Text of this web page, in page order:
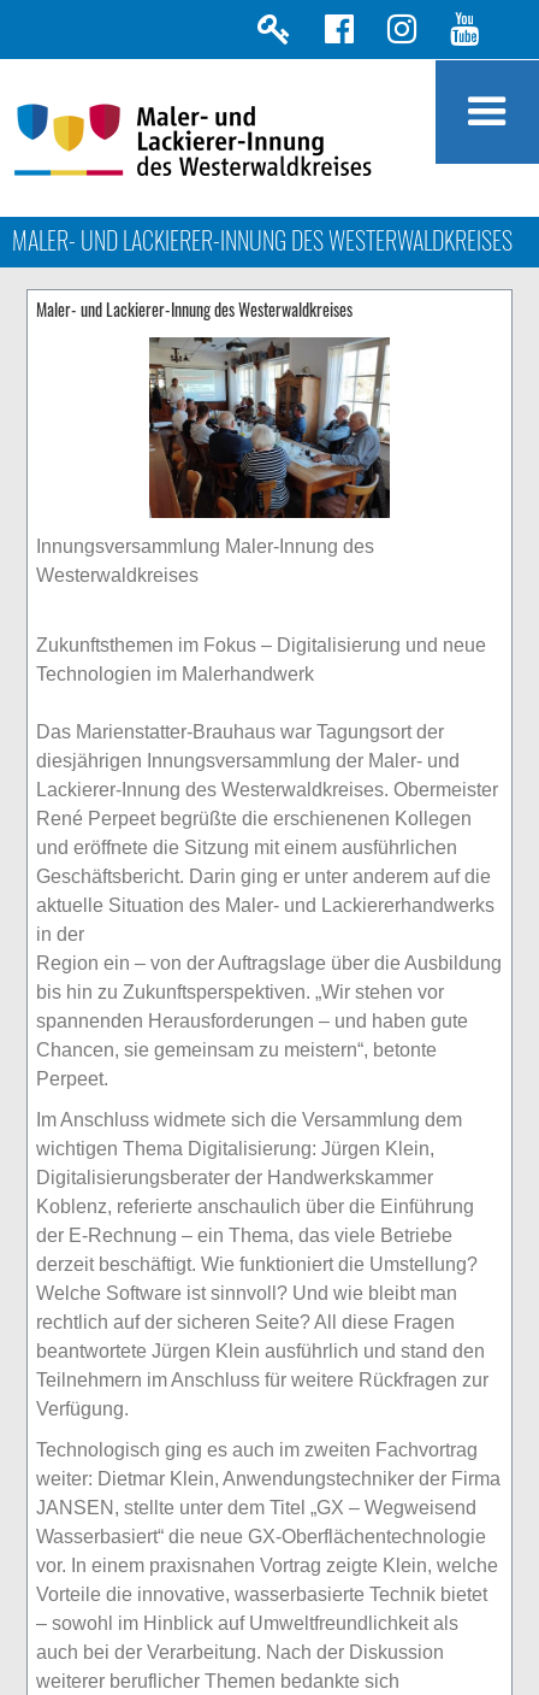
MALER- UND LACKIERER-INNUNG DES WESTERWALDKREISES
Maler- und Lackierer-Innung des Westerwaldkreises
Innungsversammlung Maler-Innung des
Westerwaldkreises
Zukunftsthemen im Fokus – Digitalisierung und neue
Technologien im Malerhandwerk
Das Marienstatter-Brauhaus war Tagungsort der
diesjährigen Innungsversammlung der Maler- und
Lackierer-Innung des Westerwaldkreises. Obermeister
René Perpeet begrüßte die erschienenen Kollegen
und eröffnete die Sitzung mit einem ausführlichen
Geschäftsbericht. Darin ging er unter anderem auf die
aktuelle Situation des Maler- und Lackiererhandwerks
in der
Region ein – von der Auftragslage über die Ausbildung
bis hin zu Zukunftsperspektiven. „Wir stehen vor
spannenden Herausforderungen – und haben gute
Chancen, sie gemeinsam zu meistern“, betonte
Perpeet.
Im Anschluss widmete sich die Versammlung dem
wichtigen Thema Digitalisierung: Jürgen Klein,
Digitalisierungsberater der Handwerkskammer
Koblenz, referierte anschaulich über die Einführung
der E-Rechnung – ein Thema, das viele Betriebe
derzeit beschäftigt. Wie funktioniert die Umstellung?
Welche Software ist sinnvoll? Und wie bleibt man
rechtlich auf der sicheren Seite? All diese Fragen
beantwortete Jürgen Klein ausführlich und stand den
Teilnehmern im Anschluss für weitere Rückfragen zur
Verfügung.
Technologisch ging es auch im zweiten Fachvortrag
weiter: Dietmar Klein, Anwendungstechniker der Firma
JANSEN, stellte unter dem Titel „GX – Wegweisend
Wasserbasiert“ die neue GX-Oberflächentechnologie
vor. In einem praxisnahen Vortrag zeigte Klein, welche
Vorteile die innovative, wasserbasierte Technik bietet
– sowohl im Hinblick auf Umweltfreundlichkeit als
auch bei der Verarbeitung. Nach der Diskussion
weiterer beruflicher Themen bedankte sich